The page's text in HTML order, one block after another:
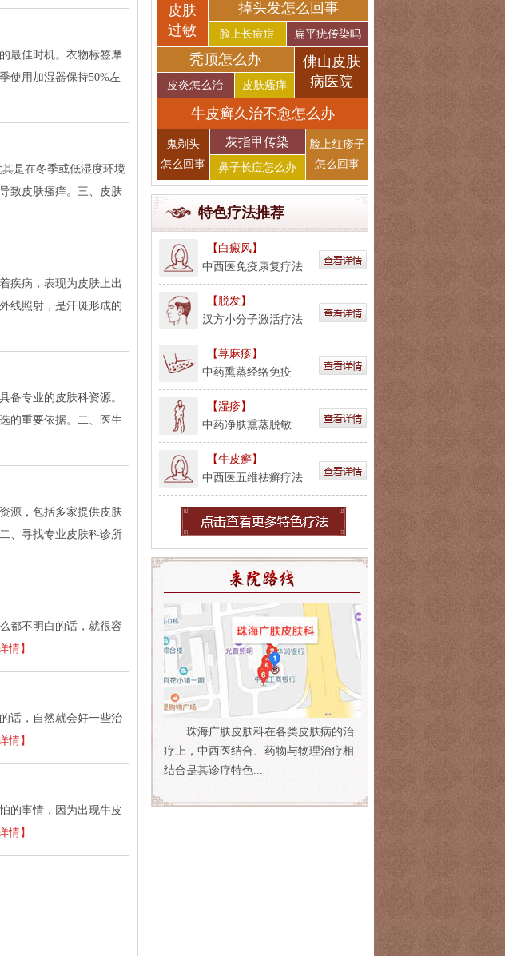
最佳时机。衣物标签摩
使用加湿器保持50%左
是在冬季或低湿度环境
致皮肤瘙痒。三、皮肤
疾病，表现为皮肤上出
线照射，是汗斑形成的
备专业的皮肤科资源。
的重要依据。二、医生
源，包括多家提供皮肤
、寻找专业皮肤科诊所
都不明白的话，就很容
情】
话，自然就会好一些治
情】
的事情，因为出现牛皮
情】
皮肤
过敏
掉头发怎么回事
脸上长痘痘 扁平疣传染吗
秃顶怎么办
皮炎怎么治 皮肤瘙痒
佛山皮肤
病医院
牛皮癣久治不愈怎么办
鬼剃头
怎么回事
灰指甲传染
鼻子长痘怎么办
脸上红疹子
怎么回事
特色疗法推荐
【白癜风】
中西医免疫康复疗法
【脱发】
汉方小分子激活疗法
【荨麻疹】
中药熏蒸经络免疫
【湿疹】
中药净肤熏蒸脱敏
【牛皮癣】
中西医五维祛癣疗法
珠海广肤皮肤科在各类皮肤病的治
疗上，中西医结合、药物与物理治疗相
结合是其诊疗特色...